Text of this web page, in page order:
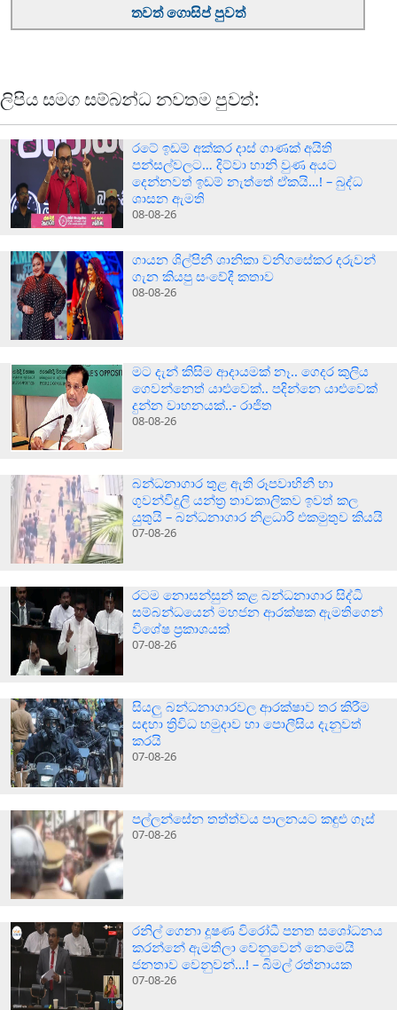
තවත් ගොසිප් පුවත්
ලිපිය සමග සම්බන්ධ නවතම පුවත්:
රටේ ඉඩම් අක්කර දාස් ගාණක් අයිති
පන්සල්වලට… දිට්වා හානි වුණ අයට
දෙන්නවත් ඉඩම් නැත්තේ ඒකයි…! – බුද්ධ
ශාසන ඇමති
08-08-26
ගායන ශිල්පිනී ශානිකා වනිගසේකර දරුවන්
ගැන කියපු සංවේදී කතාව
08-08-26
මට දැන් කිසිම ආදායමක් නෑ.. ගෙදර කුලිය
ගෙවන්නෙත් යාළුවෙක්.. පදින්නෙ යාළුවෙක්
දුන්න වාහනයක්..- රාජිත
08-08-26
බන්ධනාගාර තුළ ඇති රූපවාහිනී හා
ගුවන්විදුලි යන්ත්‍ර තාවකාලිකව ඉවත් කල
යුතුයි – බන්ධනාගාර නිළධාරි එකමුතුව කියයි
07-08-26
රටම නොසන්සුන් කළ බන්ධනාගාර සිද්ධි
සම්බන්ධයෙන් මහජන ආරක්ෂක ඇමතිගෙන්
විශේෂ ප්‍රකාශයක්
07-08-26
සියලු බන්ධනාගාරවල ආරක්ෂාව තර කිරීම
සඳහා ත්‍රිවිධ හමුදාව හා පොලීසිය දැනුවත්
කරයි
07-08-26
පල්ලන්සේන තත්ත්වය පාලනයට කඳුළු ගෑස්
07-08-26
රනිල් ගෙනා දූෂණ විරෝධී පනත සශෝධනය
කරන්නේ ඇමතිලා වෙනුවෙන් නෙමෙයි
ජනතාව වෙනුවන්…! – බිමල් රත්නායක
07-08-26